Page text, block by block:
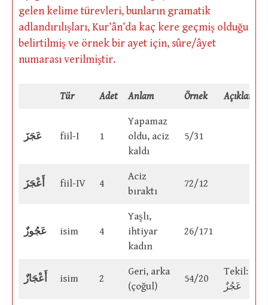
gelen kelime türevleri, bunların gramatik
adlandırılışları, Kur’ân’da kaç kere geçmiş olduğu
belirtilmiş ve örnek bir ayet için, sûre/âyet
numarası verilmiştir.
Tür Adet Anlam Örnek Açıklama
عَجَزَ fiil-I 1
Yapamaz
oldu, aciz
kaldı
5/31
أَعْجَزَ fiil-IV 4
Aciz
bıraktı
72/12
عَجُوزٌ isim 4
Yaşlı,
ihtiyar
kadın
26/171
أَعْجَازٌ isim 2
Geri, arka
(çoğul)
54/20
Tekil:
عَجُزٌ